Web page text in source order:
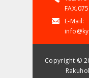
E-Mail:
Copyright ©